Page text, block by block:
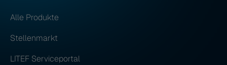
Alle Produkte
Stellenmarkt
LITEF Serviceportal